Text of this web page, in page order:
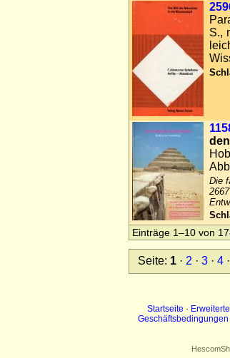
S.,
Die
Einträge 1–10 von
Seite: 1 · 2 · 3 · 4
Startseite ·
Geschäftsbedingungen